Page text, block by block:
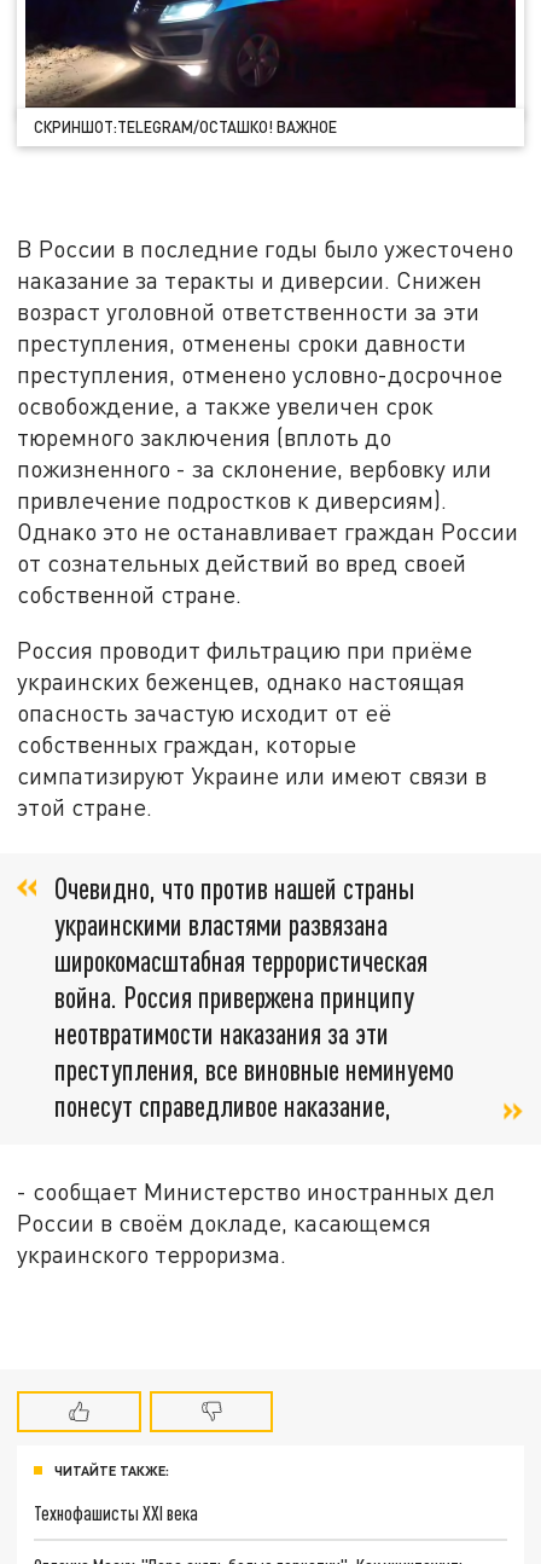
СКРИНШОТ:TELEGRAM/ОСТАШКО! ВАЖНОЕ
В России в последние годы было ужесточено
наказание за теракты и диверсии. Снижен
возраст уголовной ответственности за эти
преступления, отменены сроки давности
преступления, отменено условно-досрочное
освобождение, а также увеличен срок
тюремного заключения (вплоть до
пожизненного - за склонение, вербовку или
привлечение подростков к диверсиям).
Однако это не останавливает граждан России
от сознательных действий во вред своей
собственной стране.
Россия проводит фильтрацию при приёме
украинских беженцев, однако настоящая
опасность зачастую исходит от её
собственных граждан, которые
симпатизируют Украине или имеют связи в
этой стране.
Очевидно, что против нашей страны
украинскими властями развязана
широкомасштабная террористическая
война. Россия привержена принципу
неотвратимости наказания за эти
преступления, все виновные неминуемо
понесут справедливое наказание,
- сообщает Министерство иностранных дел
России в своём докладе, касающемся
украинского терроризма.
ЧИТАЙТЕ ТАКЖЕ:
Технофашисты XXI века